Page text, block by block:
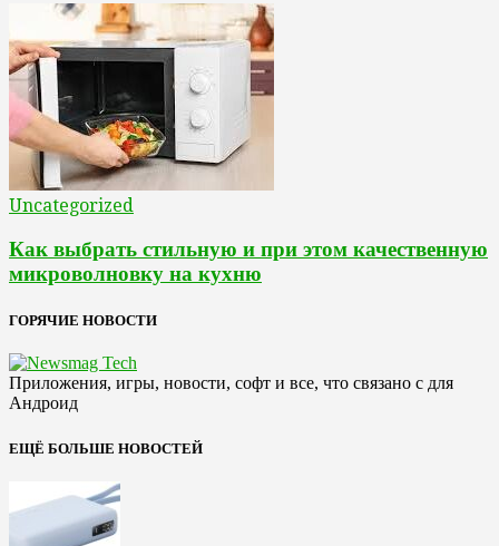
Uncategorized
Как выбрать стильную и при этом качественную
микроволновку на кухню
ГОРЯЧИЕ НОВОСТИ
Приложения, игры, новости, софт и все, что связано с для
Андроид
ЕЩЁ БОЛЬШЕ НОВОСТЕЙ